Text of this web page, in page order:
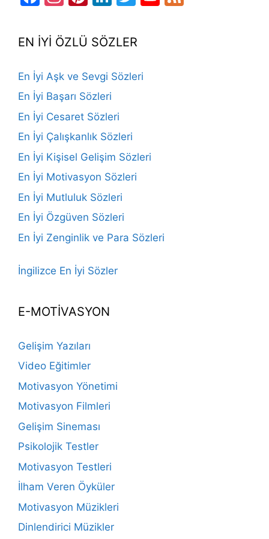
EN İYİ ÖZLÜ SÖZLER
En İyi Aşk ve Sevgi Sözleri
En İyi Başarı Sözleri
En İyi Cesaret Sözleri
En İyi Çalışkanlık Sözleri
En İyi Kişisel Gelişim Sözleri
En İyi Motivasyon Sözleri
En İyi Mutluluk Sözleri
En İyi Özgüven Sözleri
En İyi Zenginlik ve Para Sözleri
İngilizce En İyi Sözler
E-MOTİVASYON
Gelişim Yazıları
Video Eğitimler
Motivasyon Yönetimi
Motivasyon Filmleri
Gelişim Sineması
Psikolojik Testler
Motivasyon Testleri
İlham Veren Öyküler
Motivasyon Müzikleri
Dinlendirici Müzikler